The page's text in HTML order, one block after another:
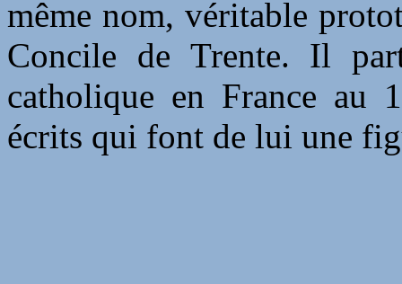
même nom, véritable
Concile de Trente. Il
catholique en France au
écrits qui font de lui une